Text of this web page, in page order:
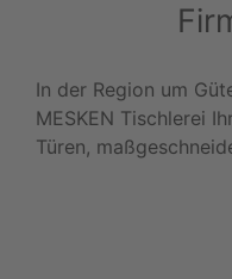
In der Region um
MESKEN Tischlerei
Türen,